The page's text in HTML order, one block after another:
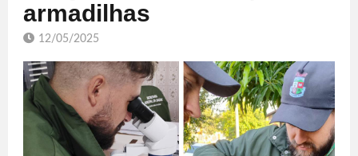
armadilhas
12/05/2025